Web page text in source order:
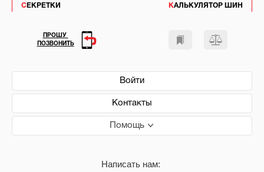
СЕКРЕТКИ
КАЛЬКУЛЯТОР ШИН
Войти
Контакты
Помощь
Написать нам:
ПРОШУ
ПОЗВОНИТЬ